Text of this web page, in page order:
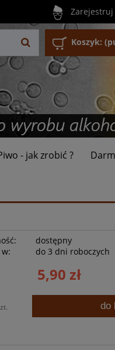
Zarejestruj
Koszyk:
- jak zrobić ?
dostępny
w:
do 3 dni roboczych
5,90 zł
do